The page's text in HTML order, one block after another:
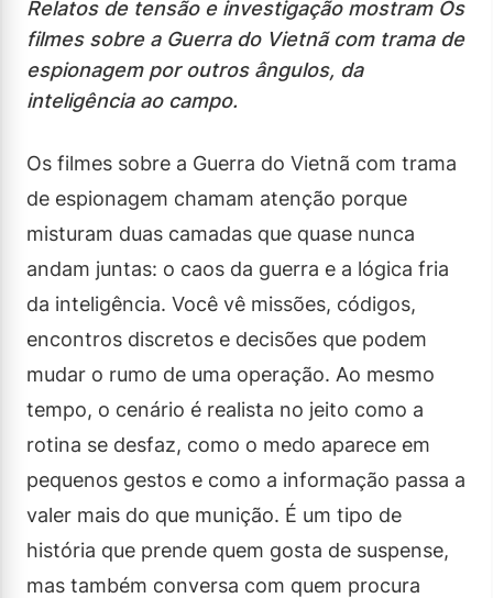
Relatos de tensão e investigação mostram Os
filmes sobre a Guerra do Vietnã com trama de
espionagem por outros ângulos, da
inteligência ao campo.
Os filmes sobre a Guerra do Vietnã com trama
de espionagem chamam atenção porque
misturam duas camadas que quase nunca
andam juntas: o caos da guerra e a lógica fria
da inteligência. Você vê missões, códigos,
encontros discretos e decisões que podem
mudar o rumo de uma operação. Ao mesmo
tempo, o cenário é realista no jeito como a
rotina se desfaz, como o medo aparece em
pequenos gestos e como a informação passa a
valer mais do que munição. É um tipo de
história que prende quem gosta de suspense,
mas também conversa com quem procura